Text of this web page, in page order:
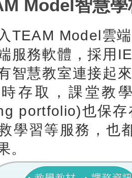
Model智慧
TEAM Model雲
服務軟體，採用
智慧教室連接起
存取，課堂教
portfolio)也保
學習等服務，也
。